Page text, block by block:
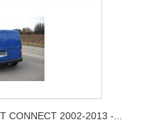
CONNECT 2002-2013 -...